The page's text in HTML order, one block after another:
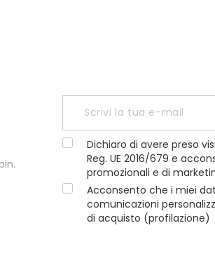
Dichiaro di avere preso
Reg. UE 2016/679 e
promozionali e di
Acconsento che i miei
comunicazioni
di acquisto (profilazione)